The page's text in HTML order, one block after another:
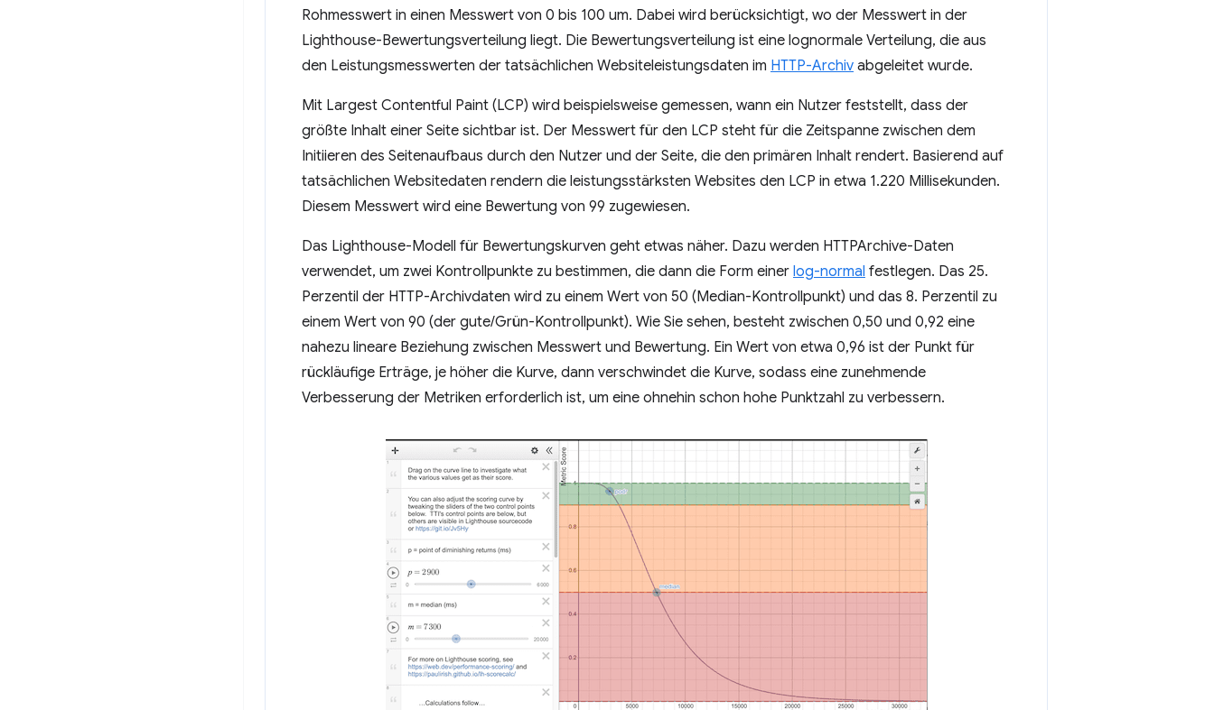
Rohmesswert in einen Messwert von 0 bis 100 um. Dabei wird berücksichtigt, wo der Messwert in der
Lighthouse-Bewertungsverteilung liegt. Die Bewertungsverteilung ist eine lognormale Verteilung, die aus
den Leistungsmesswerten der tatsächlichen Websiteleistungsdaten im HTTP-Archiv abgeleitet wurde.
Mit Largest Contentful Paint (LCP) wird beispielsweise gemessen, wann ein Nutzer feststellt, dass der
größte Inhalt einer Seite sichtbar ist. Der Messwert für den LCP steht für die Zeitspanne zwischen dem
Initiieren des Seitenaufbaus durch den Nutzer und der Seite, die den primären Inhalt rendert. Basierend auf
tatsächlichen Websitedaten rendern die leistungsstärksten Websites den LCP in etwa 1.220 Millisekunden.
Diesem Messwert wird eine Bewertung von 99 zugewiesen.
Das Lighthouse-Modell für Bewertungskurven geht etwas näher. Dazu werden HTTPArchive-Daten
verwendet, um zwei Kontrollpunkte zu bestimmen, die dann die Form einer log-normal festlegen. Das 25.
Perzentil der HTTP-Archivdaten wird zu einem Wert von 50 (Median-Kontrollpunkt) und das 8. Perzentil zu
einem Wert von 90 (der gute/Grün-Kontrollpunkt). Wie Sie sehen, besteht zwischen 0,50 und 0,92 eine
nahezu lineare Beziehung zwischen Messwert und Bewertung. Ein Wert von etwa 0,96 ist der Punkt für
rückläufige Erträge, je höher die Kurve, dann verschwindet die Kurve, sodass eine zunehmende
Verbesserung der Metriken erforderlich ist, um eine ohnehin schon hohe Punktzahl zu verbessern.